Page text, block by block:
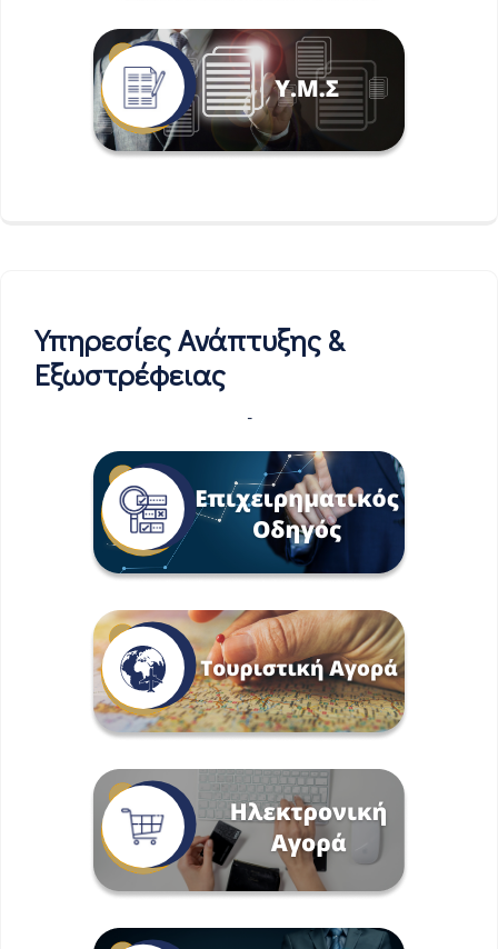
Υπηρεσίες Ανάπτυξης &
Εξωστρέφειας
-